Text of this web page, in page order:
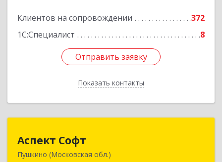
Клиентов на сопровождении
372
1С:Специалист
8
Отправить заявку
Показать контакты
Подробнее
Отправить заявку
Назад
Аспект Софт
Пушкино (Московская обл.)
141205, Московская обл, Пушкинский р-н,